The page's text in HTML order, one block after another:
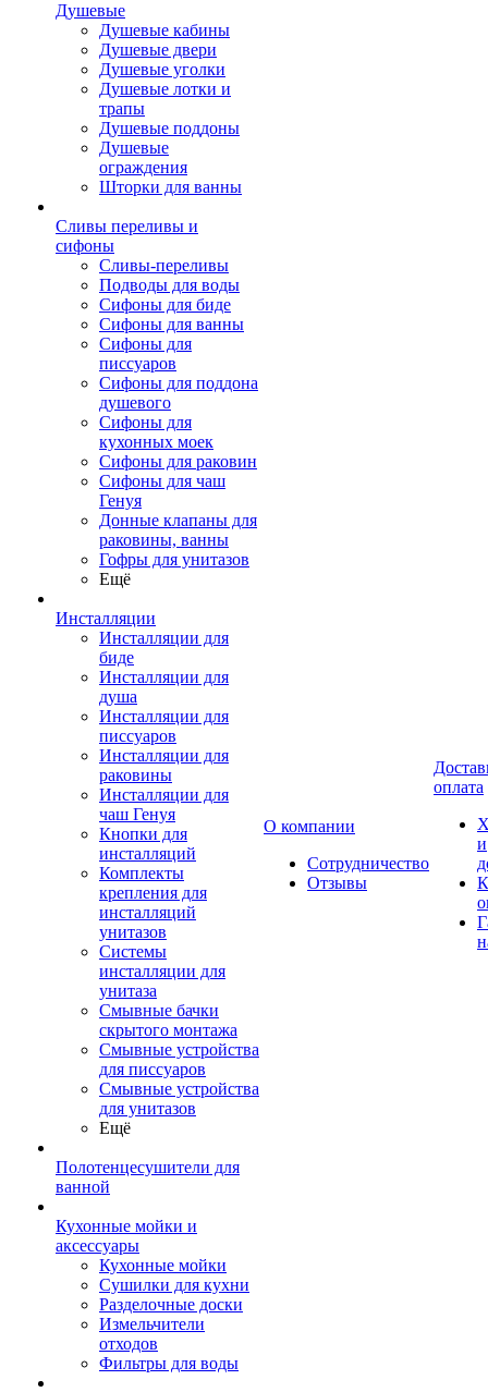
Душевые
Душевые кабины
Душевые двери
Душевые уголки
Душевые лотки и
трапы
Душевые поддоны
Душевые
ограждения
Шторки для ванны
Сливы переливы и
сифоны
Сливы-переливы
Подводы для воды
Сифоны для биде
Сифоны для ванны
Сифоны для
писсуаров
Сифоны для поддона
душевого
Сифоны для
кухонных моек
Сифоны для раковин
Сифоны для чаш
Генуя
Донные клапаны для
раковины, ванны
Гофры для унитазов
Ещё
Инсталляции
Инсталляции для
биде
Инсталляции для
душа
Инсталляции для
писсуаров
Инсталляции для
раковины
Инсталляции для
чаш Генуя
Кнопки для
инсталляций
Комплекты
крепления для
инсталляций
унитазов
Системы
инсталляции для
унитаза
Смывные бачки
скрытого монтажа
Смывные устройства
для писсуаров
Смывные устройства
для унитазов
Ещё
Полотенцесушители для
ванной
Кухонные мойки и
аксессуары
Кухонные мойки
Сушилки для кухни
Разделочные доски
Измельчители
отходов
Фильтры для воды
О компании
Сотрудничество
Отзывы
оплата
и